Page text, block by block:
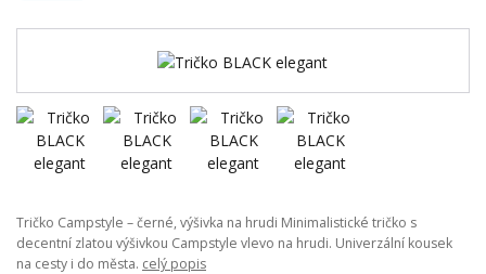
Tričko Campstyle – černé, výšivka na hrudi Minimalistické tričko s
decentní zlatou výšivkou Campstyle vlevo na hrudi. Univerzální kousek
na cesty i do města. celý popis